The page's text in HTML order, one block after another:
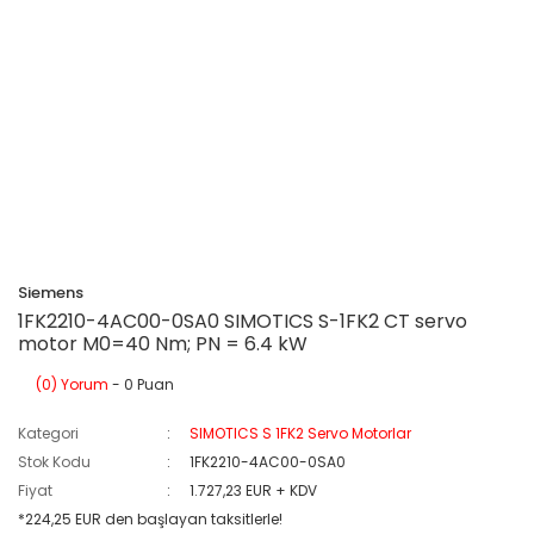
Siemens
1FK2210-4AC00-0SA0 SIMOTICS S-1FK2 CT servo
motor M0=40 Nm; PN = 6.4 kW
(0) Yorum - 0 Puan
Kategori
SIMOTICS S 1FK2 Servo Motorlar
Stok Kodu
1FK2210-4AC00-0SA0
Fiyat
1.727,23 EUR + KDV
*224,25 EUR den başlayan taksitlerle!